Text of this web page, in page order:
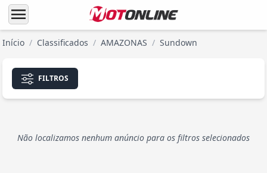
menu
Início / Classificados / AMAZONAS / Sundown
FILTROS
Não localizamos nenhum anúncio para os filtros selecionados